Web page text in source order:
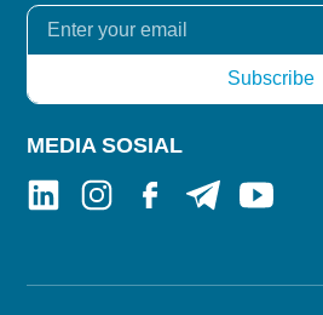
MEDIA SOSIAL